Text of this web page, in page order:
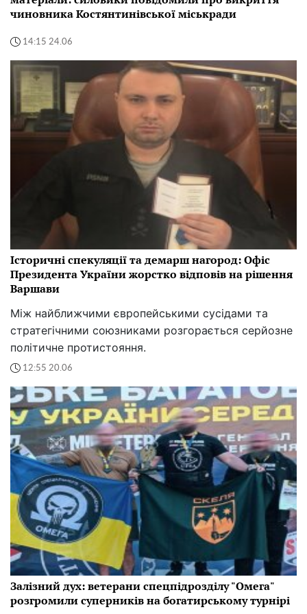
чиновника Костянтинівської міськради
14:15 24.06
Історичні спекуляції та демарш нагород: Офіс
Президента України жорстко відповів на рішення
Варшави
Між найближчими європейськими сусідами та
стратегічними союзниками розгорається серйозне
політичне протистояння.
12:55 20.06
Залізний дух: ветерани спецпідрозділу "Омега"
розгромили суперників на богатирському турнірі